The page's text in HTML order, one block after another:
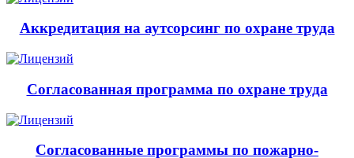
Аккредитация на аутсорсинг по охране труда
Согласованная программа по охране труда
Согласованные программы по пожарно-